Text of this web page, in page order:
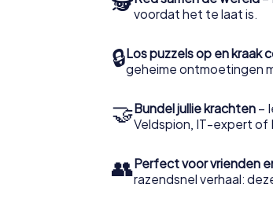
voordat het te laat is.
🔒Los puzzels op en kraak
geheime ontmoetingen
🤝Bundel jullie krachten –
Veldspion, IT-expert of
👥Perfect voor vrienden
razendsnel verhaal: